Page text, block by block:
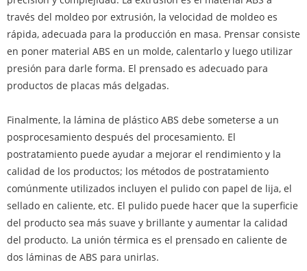
través del moldeo por extrusión, la velocidad de moldeo es
rápida, adecuada para la producción en masa. Prensar consiste
en poner material ABS en un molde, calentarlo y luego utilizar
presión para darle forma. El prensado es adecuado para
productos de placas más delgadas.
Finalmente, la lámina de plástico ABS debe someterse a un
posprocesamiento después del procesamiento. El
postratamiento puede ayudar a mejorar el rendimiento y la
calidad de los productos; los métodos de postratamiento
comúnmente utilizados incluyen el pulido con papel de lija, el
sellado en caliente, etc. El pulido puede hacer que la superficie
del producto sea más suave y brillante y aumentar la calidad
del producto. La unión térmica es el prensado en caliente de
dos láminas de ABS para unirlas.